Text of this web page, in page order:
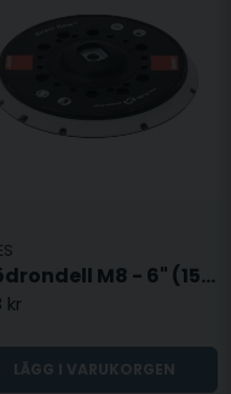
Stödrondell M8 - 6" (150mm)
kr
LÄGG I VARUKORGEN